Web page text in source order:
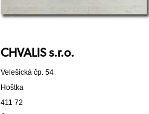
CHVALIS s.r.o.
Velešická čp. 54
Hoštka
411 72